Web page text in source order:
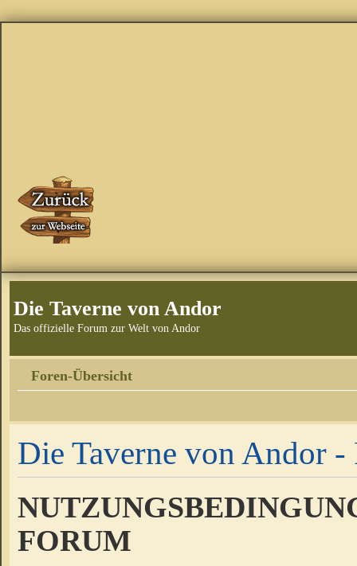
Die Taverne von Andor
Das offizielle Forum zur Welt von Andor
Foren-Übersicht
Die Taverne von Andor -
FORUM